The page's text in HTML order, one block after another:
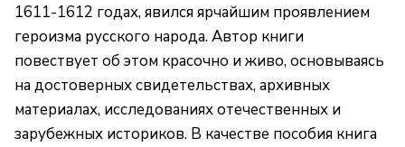
1611-1612 годах, явился ярчайшим проявлением
героизма русского народа. Автор книги
повествует об этом красочно и живо, основываясь
на достоверных свидетельствах, архивных
материалах, исследованиях отечественных и
зарубежных историков. В качестве пособия книга